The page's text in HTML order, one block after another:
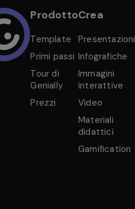
Prodotto
Template
Primi passi
Tour di
Genially
Prezzi
Crea
Presentazioni
Infografiche
Immagini
interattive
Video
Materiali
didattici
Gamification